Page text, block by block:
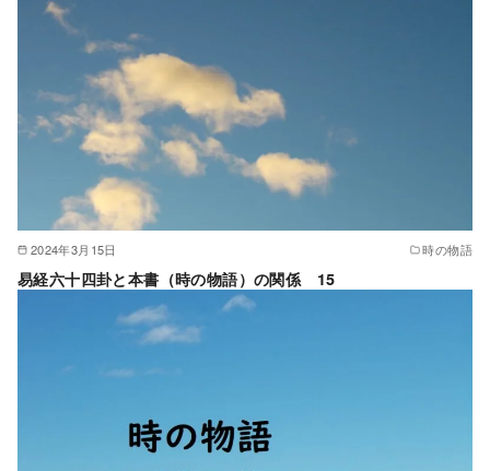
2024年3月15日 時の物語
易経六十四卦と本書（時の物語）の関係 15